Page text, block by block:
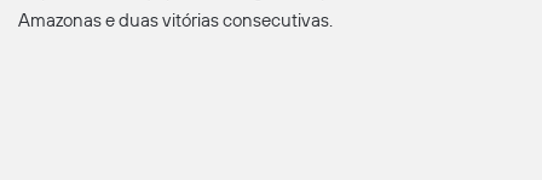
Amazonas e duas vitórias consecutivas.